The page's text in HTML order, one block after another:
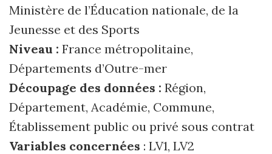
Ministère de l’Éducation nationale, de la
Jeunesse et des Sports
Niveau : France métropolitaine,
Départements d’Outre-mer
Découpage des données : Région,
Département, Académie, Commune,
Établissement public ou privé sous contrat
Variables concernées : LV1, LV2